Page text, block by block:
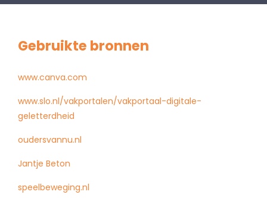
Gebruikte bronnen
www.canva.com
www.slo.nl/vakportalen/vakportaal-digitale-
geletterdheid
oudersvannu.nl
Jantje Beton
speelbeweging.nl